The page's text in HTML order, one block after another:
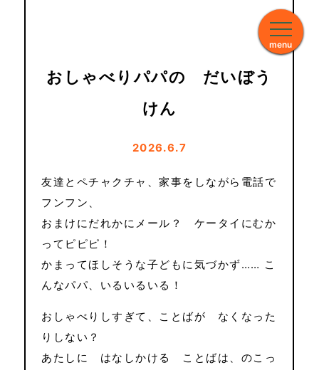
menu
おしゃべりパパの だいぼう
けん
2026.6.7
友達とペチャクチャ、家事をしながら電話で
フンフン、
おまけにだれかにメール？ ケータイにむか
ってピピピ！
かまってほしそうな子どもに気づかず…… こ
んなパパ、いるいるいる！
おしゃべりしすぎて、ことばが なくなった
りしない？
あたしに はなしかける ことばは、のこっ